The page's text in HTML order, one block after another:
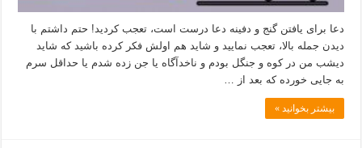
دعا برای یافتن گنج و دفینه دعا درست است، تعجب کردید! حتم داشتم با
دیدن جمله بالا، تعجب نمایید و شاید هم اولش فکر کرده باشید که شاید
دیشب من در کوه و جنگل بودم و ناخدآگاه یا جن زده شدم یا حداقل سرم
به جایی خورده که بعد از …
بیشتر بخوانید »